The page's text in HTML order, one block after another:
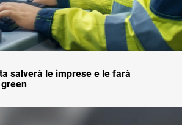
salverà le imprese e le farà